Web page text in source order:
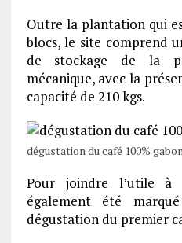
Outre la plantation qui
blocs, le site comprend
de stockage de la
mécanique, avec la
capacité de 210 kgs.
dégustation du café 100%
Pour joindre l’utile à
également été
dégustation du premier